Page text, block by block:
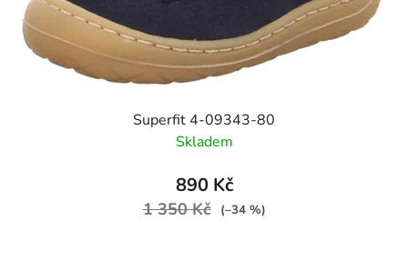
Superfit 4-09343-80
Skladem
890 Kč
1 350 Kč (–34 %)